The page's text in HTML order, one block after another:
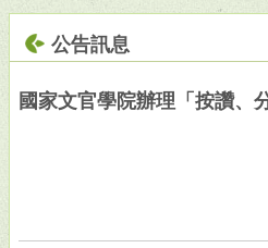
公告訊息
國家文官學院辦理「按讚、